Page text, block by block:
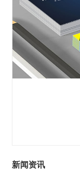
新闻资讯